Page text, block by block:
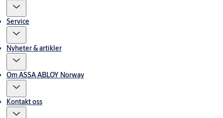
Service
Nyheter & artikler
Om ASSA ABLOY Norway
Kontakt oss